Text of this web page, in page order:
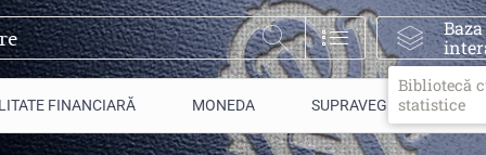
FINANCIARĂ MONEDA SUPRAVEGHERE
Bibliotecă
statistice